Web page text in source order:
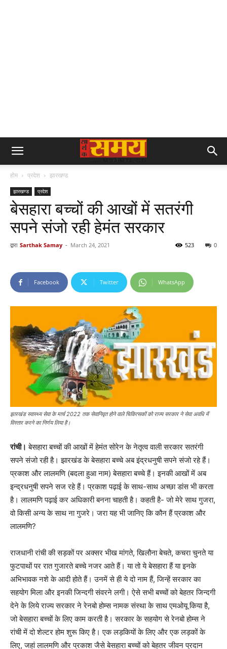
होम प्रदेश झारखण्ड
झारखण्ड प्रदेश
बेसहारा बच्चों की आखों में सतरंगी
सपने संजो रही हेमंत सरकार
द्वारा Sarthak Samay - March 24, 2021 0
523
Facebook Twitter WhatsApp
झारखंड स्वास्थ्य सेवा के मार्च 2022 तक सेवानिवृत होने वाले चिकित्सकों को राज्य सरकार ने सेवा अवधि में
विस्तार करने का निर्णय लिया है।
रांची। बेसहारा बच्चों की आखों में हेमंत सोरेन के नेतृत्व वाली सरकार सतरंगी
सपने संजो रही है। झारखंड के बेसहारा बच्चे अब इंद्रधनुषी सपने संजो रहे हैं।
प्रकाश और लालमणि (बदला हुआ नाम) बेसहारा बच्चे हैं। इनकी आखों में अब
इन्द्रधनुषी सपने सज रहे हैं। प्रकाश पढ़ाई के साथ-साथ अच्छा डांस भी करता
है। लालमणि पढ़ाई कर अधिकारी बनना चाहती है। कहती है- जो मेरे साथ गुजरा,
वो किसी अन्य के साथ ना गुजरे। जरा यह भी जानिए कि कौन हैं प्रकाश और
लालमणि?
राजधानी रांची की सड़कों पर अक्सर भीख मांगते, खिलौना बेचते, कचरा चुनते या
फुटपाथों पर रात गुजारते बच्चे नजर आते हैं। या तो ये बेसहारा हैं या इनके
अभिभावक नशे के आदी होते हैं। उनमें से ही ये दो नाम हैं, जिन्हें सरकार का
सहयोग मिला और इनकी जिन्दगी संवरने लगी। ऐसे सभी बच्चों को बेहतर जिन्दगी
देने के लिये राज्य सरकार ने रेनबो होम्स नामक संस्था के साथ एमओयू किया है,
जो बेसहारा बच्चों के लिए काम करती है। सरकार के सहयोग से रेनबो होम्स ने
रांची में दो शेल्टर होम शुरू किए है। एक लड़कियों के लिए और एक लड़कों के
लिए, जहां लालमणि और प्रकाश जैसे बेसहारा बच्चों को बेहतर जीवन प्रदान